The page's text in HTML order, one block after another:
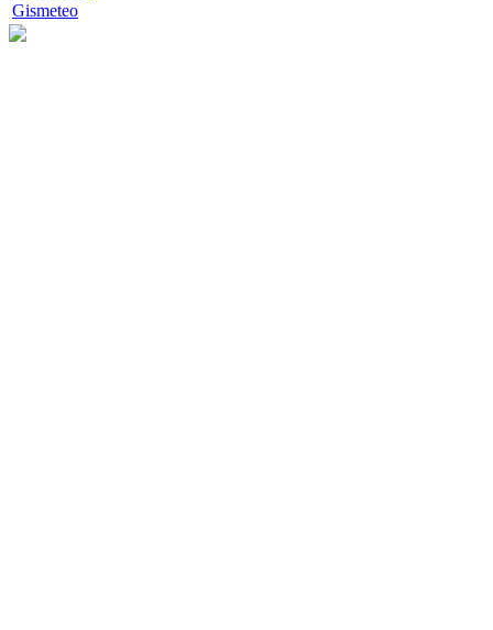
Gismeteo